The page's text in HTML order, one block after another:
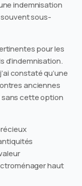
indemnisation
sous-
pour les
d’indemnisation.
constaté qu’une
anciennes
cette option
haut